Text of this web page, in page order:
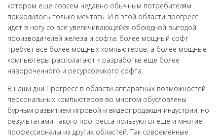
котором еще совсем недавно обычным потребителям
приходилось только мечтать. И в этой области прогресс
идет в ногу со все увеличивающейся обоюдной выгодой
производителей железа и софта: более мощный софт
требует все более мощных компьютеров, а более мощные
компьютеры располагают к разработке еще более
навороченного и ресурсоемкого софта.
В наши дни Прогресс в области аппаратных возможностей
персональных компьютеров во многом обусловлены
бурным развитием игровой и видеопродакшн-индустрии, но
результатами такого прогресса пользуются еще и многие
профессионалы из других областей. Так современные